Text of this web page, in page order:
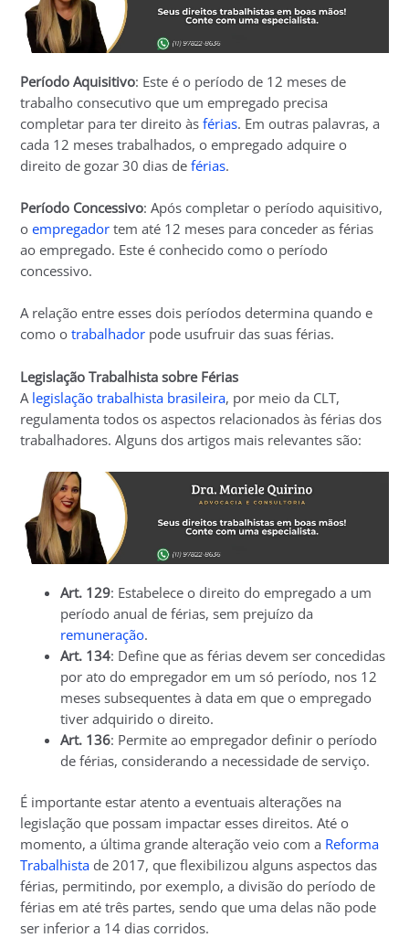
Período Aquisitivo: Este é o período de 12 meses de
trabalho consecutivo que um empregado precisa
completar para ter direito àsférias. Em outras palavras, a
cada 12 meses trabalhados, o empregado adquire o
direito de gozar 30 dias deférias.
Período Concessivo: Após completar o período aquisitivo,
oempregador tem até 12 meses para conceder as férias
ao empregado. Este é conhecido como o período
concessivo.
A relação entre esses dois períodos determina quando e
como otrabalhador pode usufruir das suas férias.
Legislação Trabalhista sobre Férias
A legislação trabalhista brasileira, por meio da CLT,
regulamenta todos os aspectos relacionados às férias dos
trabalhadores. Alguns dos artigos mais relevantes são:
Art. 129: Estabelece o direito do empregado a um
período anual de férias, sem prejuízo da
remuneração.
Art. 134: Define que as férias devem ser concedidas
por ato do empregador em um só período, nos 12
meses subsequentes à data em que o empregado
tiver adquirido o direito.
Art. 136: Permite ao empregador definir o período
de férias, considerando a necessidade de serviço.
É importante estar atento a eventuais alterações na
legislação que possam impactar esses direitos. Até o
momento, a última grande alteração veio com a Reforma
Trabalhista de 2017, que flexibilizou alguns aspectos das
férias, permitindo, por exemplo, a divisão do período de
férias em até três partes, sendo que uma delas não pode
ser inferior a 14 dias corridos.